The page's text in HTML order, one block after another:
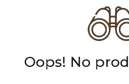
Oops! No